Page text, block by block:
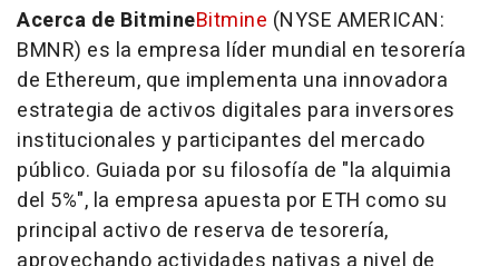
Acerca de BitmineBitmine (NYSE AMERICAN:
BMNR) es la empresa líder mundial en tesorería
de Ethereum, que implementa una innovadora
estrategia de activos digitales para inversores
institucionales y participantes del mercado
público. Guiada por su filosofía de "la alquimia
del 5%", la empresa apuesta por ETH como su
principal activo de reserva de tesorería,